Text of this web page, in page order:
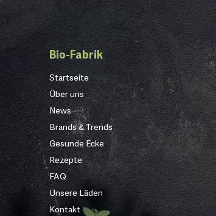
Bio-Fabrik
Startseite
Über uns
News
Brands & Trends
Gesunde Ecke
Rezepte
FAQ
Unsere Läden
Kontakt